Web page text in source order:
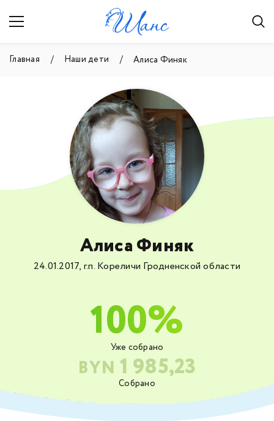
Главная Наши дети Алиса Финяк
Собрано
BYN 1 985,23
Уже собрано
100%
Алиса Финяк
24.01.2017, г.п. Кореличи Гродненской области